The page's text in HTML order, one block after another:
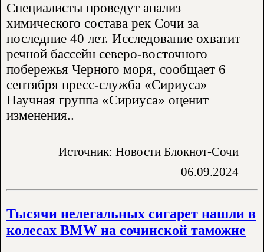
Специалисты проведут анализ
химического состава рек Сочи за
последние 40 лет. Исследование охватит
речной бассейн северо-восточного
побережья Черного моря, сообщает 6
сентября пресс-служба «Сириуса»
Научная группа «Сириуса» оценит
изменения..
Источник: Новости Блокнот-Сочи
06.09.2024
Тысячи нелегальных сигарет нашли в
колесах BMW на сочинской таможне